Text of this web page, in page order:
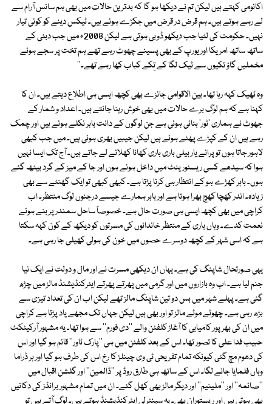
اکانومی کہتے ہیں لیکن تم نے دیکھا ہو گا کہ بدترین حالات میں بھی ہم سانس آرام سے
لے رہے ہوتے ہیں۔ ہم قرض در قرض میں جکڑے ہوئے ہیں۔ ٹیکس دینے کو کوئی تیار
نہیں۔ حکومت کی لٹیا جب دیکھو ڈوبی ہوتی ہے لیکن 2008ء میں جب دبئی کے
ساتھ ساتھ امریکا اور یورپ کے بھی پسینے چھوٹ رہے تھے ہم تخت پر سجے ہوئے
مخملیں گاؤ تکیوں سے ٹیک لگا کے تِکے کباب کھا رہے تھے۔''
وہ ٹھیک کہہ رہا تھا۔ بین الاقوامی جائزے بھی کچھ ایسی ہی اطلاع دیتے ہیں۔ ان کا
کہنا ہے کہ ہم لوگ برے حالات میں بھی خوش رہنا جانتے ہیں۔ اعداد و شمار کے
جھوٹ نے ہماری 'ٹور' بنائی ہوئی ہے جن لوگوں کے دانت باہر نکلے ہوئے ہیں اور چمک
رہے ہیں ان کے کپڑے پھٹے ہوئے ہیں لیکن جیبیں بھری ہوئی ہیں۔ میں جب کبھی
لاہور جاتا ہوں تو پرانے یار بیلی باری باری کھانا کھلانے لے جاتے ہیں۔ آج تک ایسا نہیں
ہوا کہ سیدھے کسی ریسٹورینٹ میں داخل ہوئے ہوں اور جا کے میز کے گرد بیٹھ گئے
ہوں۔ باہر کھڑے ہو کے انتظار ہی کرنا پڑتا ہے۔ کبھی کبھی تو ایک گھنٹے سے بھی
زیادہ۔ اندر کھچا کھچ بھرا ہوتا ہے اور باہر ہمارے جیسے درجنوں لوگ منتظر۔ اب
کراچی میں بھی کچھ ایسی ہی صورت حال ہے۔ خصوصاً ساحل سمندر پر بنے ہوئے
نعمت کدے۔ وہاں باری کے منتظر خاندانوں کی مسرتوں کو دیکھ کے کون کہہ سکتا
ہے کہ اسی شہر کے کچھ دوسرے حصوں میں خون کی ہولی کھیلی جا رہی ہے۔
یہی صورتحال شاپنگ کی ہے۔ یہاں ان دیکھی مسرت نے اور مال و دولت نے ایک نیا
جنم لیا ہے۔ اب وہ بازاروں میں اور گرمی میں پھرتے پھرتے ایئرکنڈیشنڈ مالز میں چڑھ
گئی ہے۔ پہلے شہر میں بس دو تین شاپنگ مالز تھے لیکن اب ان کی تعداد تیزی سے
بڑھ رہی ہے۔ چھوٹے موٹے مالز تو اور بھی ہیں لیکن جہاں تک مجھے یاد پڑتا ہے کراچی
میں ان کی بھرپور کامیابی کا آغاز کلفٹن والے ''دی فورم'' سے ہوا تھا۔ یہ مشہور آرکیٹکٹ
حبیب فدا علی کا تصور تھا۔ اس کے بعد کلفٹن میں ہی ''پارک ٹاور'' قائم ہو گیا اور اس
کی دھوم مچ گئی کیونکہ تمام تفریحی ٹی وی چینلز کا رخ اس کی طرف ہو گیا اور ہر ڈراما
وہاں فلمایا جانے لگا۔ اس کے ساتھ ہی طارق روڈ پر ''ڈالمین'' اور گلشن اقبال میں
''صائمہ'' اور ''ملینیم'' اور دیگر مالز بھی کھل گئے۔ ان میں تمام مشہور برانڈز کی دکانیں
بھی ہوتی ہیں اور ریستوران بھی۔ یہ سینٹرلی ایئرکنڈیشنڈ ہوتے ہیں۔ لوگ آتے ہیں تو